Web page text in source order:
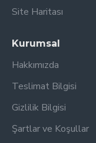
Site Haritası
Kurumsal
Hakkımızda
Teslimat Bilgisi
Gizlilik Bilgisi
Şartlar ve Koşullar